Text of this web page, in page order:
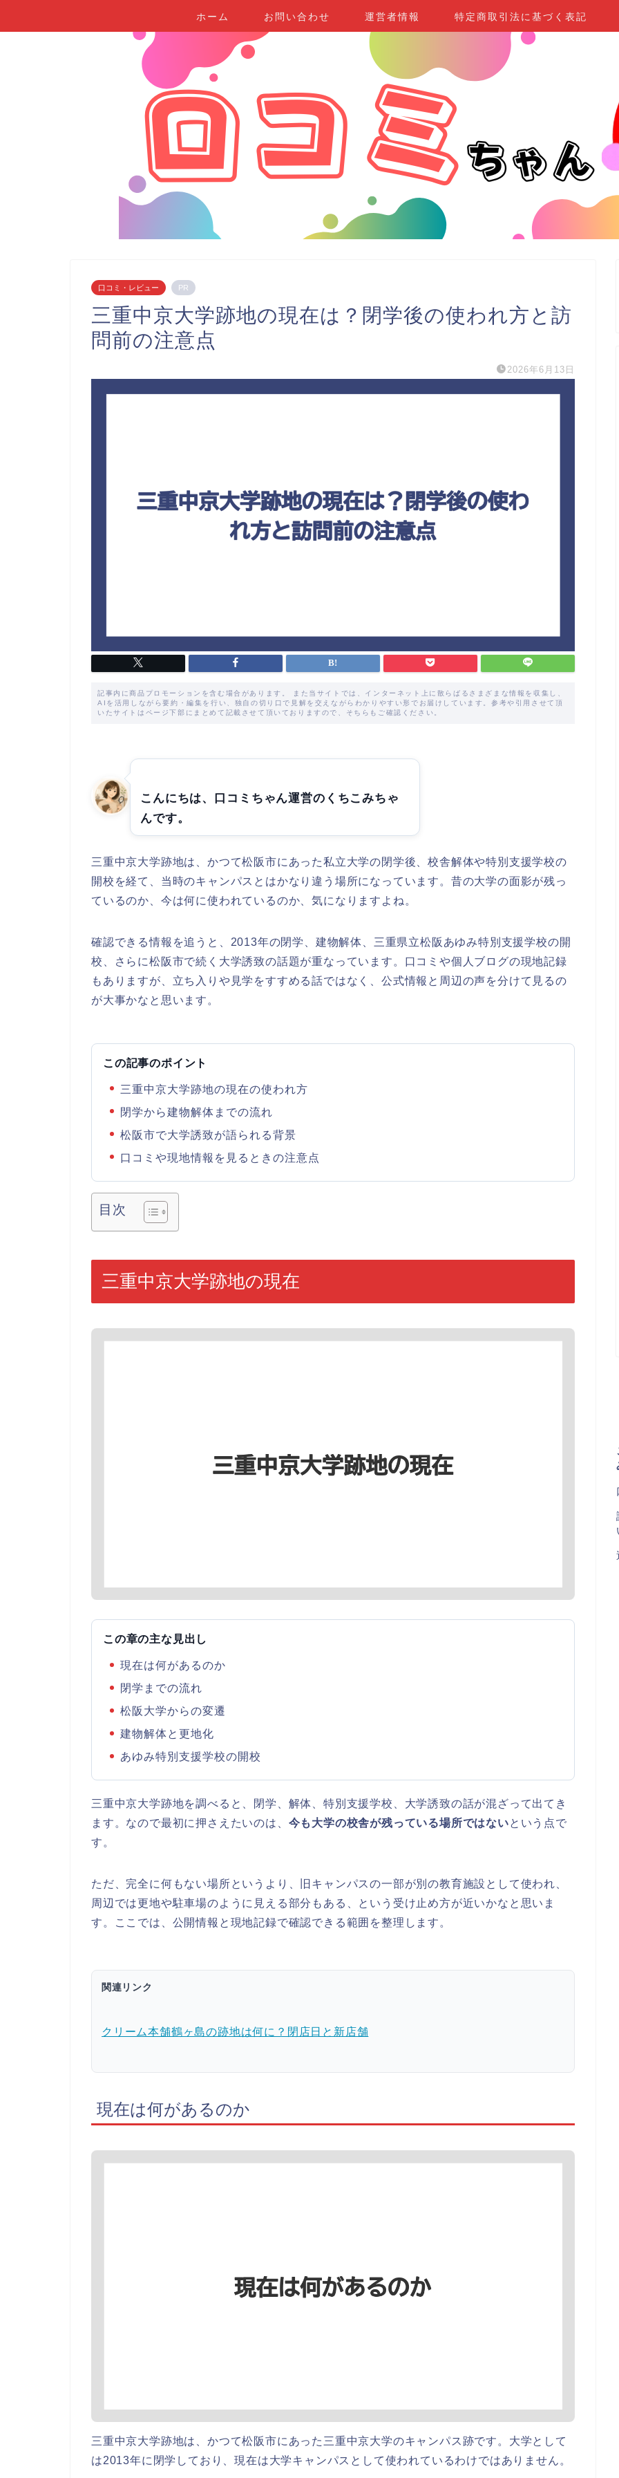
ホーム お問い合わせ 運営者情報 特定商取引法に基づく表記
口コミ・レビュー PR
三重中京大学跡地の現在は？閉学後の使われ方と訪
問前の注意点
2026年6月13日
記事内に商品プロモーションを含む場合があります。 また当サイトでは、インターネット上に散らばるさまざまな情報を収集し、
AIを活用しながら要約・編集を行い、独自の切り口で見解を交えながらわかりやすい形でお届けしています。参考や引用させて頂
いたサイトはページ下部にまとめて記載させて頂いておりますので、そちらもご確認ください。
こんにちは、口コミちゃん運営のくちこみちゃ
んです。
三重中京大学跡地は、かつて松阪市にあった私立大学の閉学後、校舎解体や特別支援学校の
開校を経て、当時のキャンパスとはかなり違う場所になっています。昔の大学の面影が残っ
ているのか、今は何に使われているのか、気になりますよね。
確認できる情報を追うと、2013年の閉学、建物解体、三重県立松阪あゆみ特別支援学校の開
校、さらに松阪市で続く大学誘致の話題が重なっています。口コミや個人ブログの現地記録
もありますが、立ち入りや見学をすすめる話ではなく、公式情報と周辺の声を分けて見るの
が大事かなと思います。
この記事のポイント
三重中京大学跡地の現在の使われ方
閉学から建物解体までの流れ
松阪市で大学誘致が語られる背景
口コミや現地情報を見るときの注意点
目次
三重中京大学跡地の現在
この章の主な見出し
現在は何があるのか
閉学までの流れ
松阪大学からの変遷
建物解体と更地化
あゆみ特別支援学校の開校
三重中京大学跡地を調べると、閉学、解体、特別支援学校、大学誘致の話が混ざって出てき
ます。なので最初に押さえたいのは、 今も大学の校舎が残っている場所ではないという点で
す。
ただ、完全に何もない場所というより、旧キャンパスの一部が別の教育施設として使われ、
周辺では更地や駐車場のように見える部分もある、という受け止め方が近いかなと思いま
す。ここでは、公開情報と現地記録で確認できる範囲を整理します。
関連リンク
クリーム本舗鶴ヶ島の跡地は何に？閉店日と新店舗
現在は何があるのか
三重中京大学跡地は、かつて松阪市にあった三重中京大学のキャンパス跡です。大学として
は2013年に閉学しており、現在は大学キャンパスとして使われているわけではありません。